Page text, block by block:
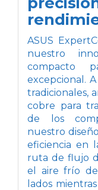
ASUS
nuestro
compacto
excepcional.
tradicionales,
cobre para
de los
nuestro
eficiencia en
ruta de flujo
el aire frío
lados